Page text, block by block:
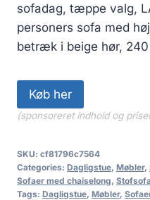
sofadag, tæppe valg,
personers sofa med
betræk i beige hør,
Køb her
(sponsoreret indhold og
SKU: cf81796c7564
Categories: Dagligstue, Møbler,
Sofaer med chaiselong,
Tags: Dagligstue, Møbler,